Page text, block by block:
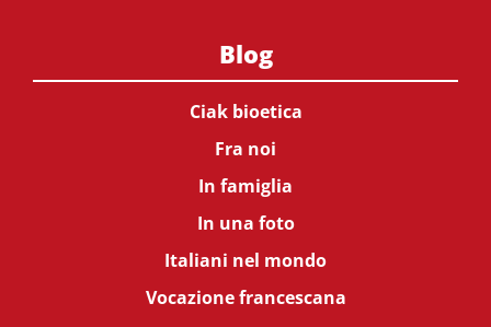
Blog
Ciak bioetica
Fra noi
In famiglia
In una foto
Italiani nel mondo
Vocazione francescana